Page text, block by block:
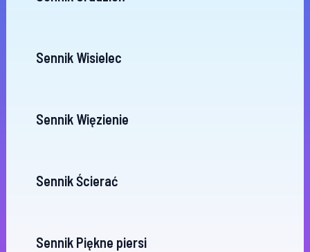
Sennik Wisielec
Sennik Więzienie
Sennik Ścierać
Sennik Piękne piersi